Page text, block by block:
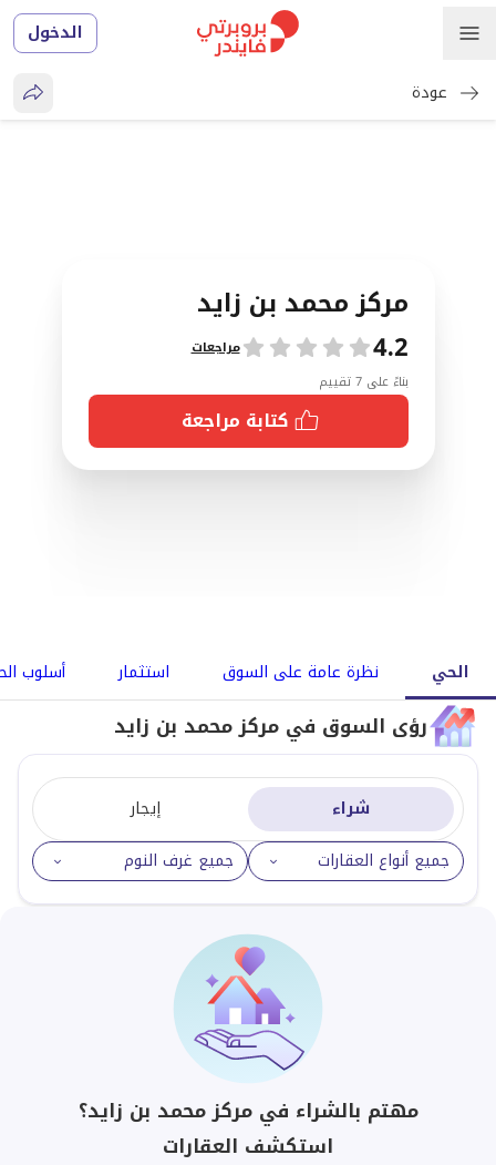
الدخول
عودة
مركز محمد بن زايد
4.2تقييمات
مراجعات
بناءً على 7 تقييم
كتابة مراجعة
الحي نظرة عامة على السوق استثمار أسلوب
رؤى السوق في مركز محمد بن زايد
شراء
إيجار
جميع أنواع العقارات
جميع غرف النوم
مهتم بالشراء في مركز محمد بن زايد؟
استكشف العقارات